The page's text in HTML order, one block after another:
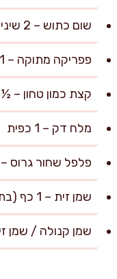
שום כתוש – 2 שיניים (לטעם חד אך מרוכך בבישול)
פפריקה מתוקה – 1 כפית (להשחמה וטעם מעוגל)
קצת כמון טחון –
מלח דק – 1 כפית
פלפל שחור גרוס
שמן זית – 1 כף (בתערובת, לתוספת עסיסיות ומרקם נעים)
שמן קנולה / שמן